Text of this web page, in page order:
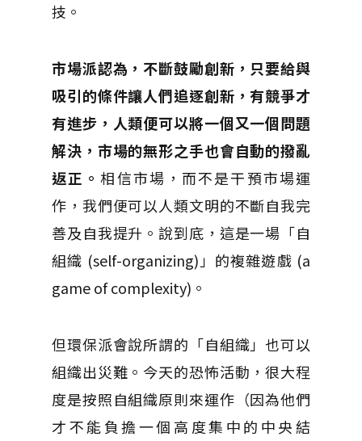
技。
市場派認為，不斷鼓勵創新，只要給與
吸引的條件讓人們追逐創新，有競爭才
有進步，人類便可以將一個又一個問題
解決，市場的無形之手也會自動的撥亂
返正。相信市場，而不是干預市場運
作，我們便可以人類文明的不斷自我完
善及自我提升。說到底，這是一場「自
組織 (self-organizing)」的複雜遊戲 (a
game of complexity)。
但環保派會說所謂的「自組織」也可以
組織出災難。今天的恐怖活動，很大程
度是按照自組織原則來運作（因為他們
才不能負擔一個高度集中的中央結